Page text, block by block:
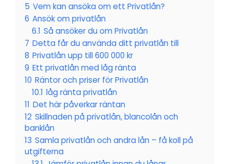
5 Vem kan ansöka om ett Privatlån?
6 Ansök om privatlån
6.1 Så ansöker du om Privatlån
7 Detta får du använda ditt privatlån till
8 Privatlån upp till 600 000 kr
9 Ett privatlån med låg ränta
10 Räntor och priser för Privatlån
10.1 låg ränta privatlån
11 Det här påverkar räntan
12 Skillnaden på privatlån, blancolån och
banklån
13 Samla privatlån och andra lån – få koll på
utgifterna